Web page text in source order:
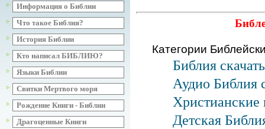
Информация о Библии
Что такое Библия?
История Библии
Кто написал БИБЛИЮ?
Языки Библии
Свитки Мертвого моря
Рождение Книги - Библии
Драгоценные Книги
Категории
Библия
Аудио Библия
Христианские
Детская